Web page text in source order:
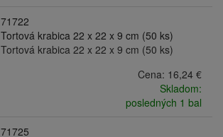
71722
Tortová krabica 22 x 22 x 9 cm (50 ks)
Tortová krabica 22 x 22 x 9 cm (50 ks)
Cena: 16,24 €
Skladom:
posledných 1 bal
71725